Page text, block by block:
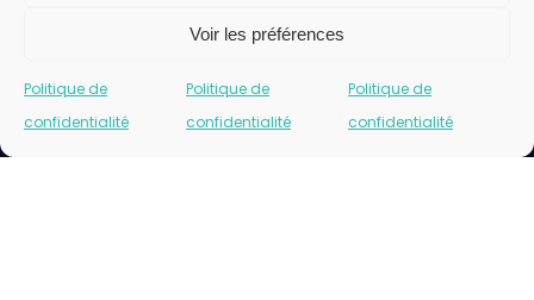
Voir les préférences
Politique de
confidentialité
Politique de
confidentialité
Politique de
confidentialité